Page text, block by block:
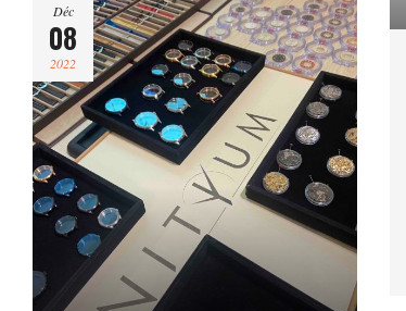
Déc
08
2022